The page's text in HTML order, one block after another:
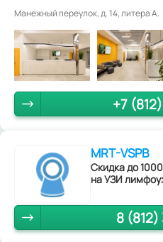
Манежный переулок, д. 14, литера А.
+7
MRT-VSPB
Скидка до
на УЗИ
8